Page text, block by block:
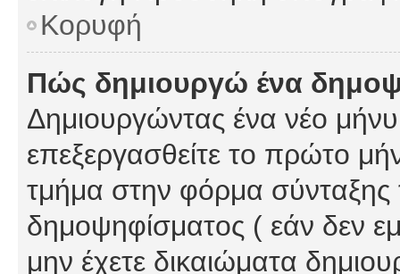
Κορυφή
Πώς δημιουργώ ένα
Δημιουργώντας ένα νέο
επεξεργασθείτε το πρώτο
τμήμα στην φόρμα σύνταξης
δημοψηφίσματος ( εάν δεν
μην έχετε δικαιώματα